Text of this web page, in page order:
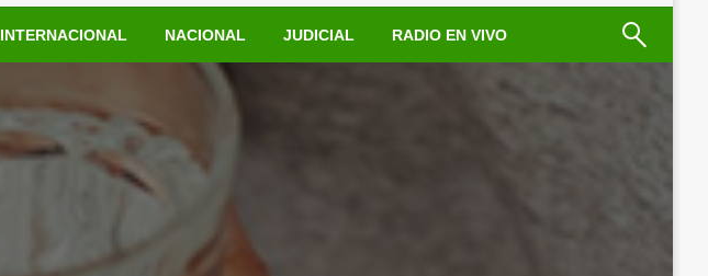
INTERNACIONAL NACIONAL JUDICIAL RADIO EN VIVO